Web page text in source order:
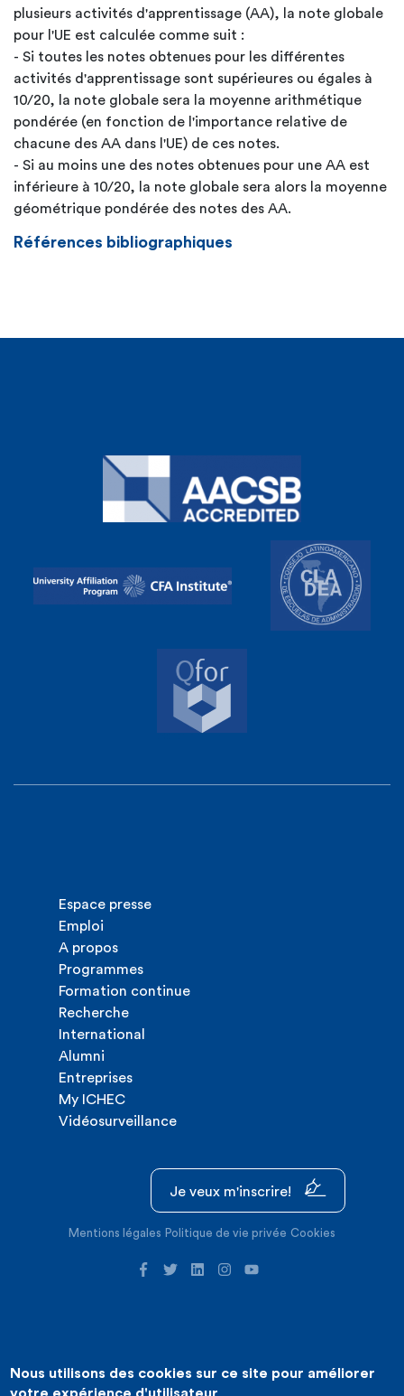
plusieurs activités d'apprentissage (AA), la note globale
pour l'UE est calculée comme suit :
- Si toutes les notes obtenues pour les différentes
activités d'apprentissage sont supérieures ou égales à
10/20, la note globale sera la moyenne arithmétique
pondérée (en fonction de l'importance relative de
chacune des AA dans l'UE) de ces notes.
- Si au moins une des notes obtenues pour une AA est
inférieure à 10/20, la note globale sera alors la moyenne
géométrique pondérée des notes des AA.
Références bibliographiques
Espace presse
Emploi
A propos
Programmes
Formation continue
Recherche
International
Alumni
Entreprises
My ICHEC
Vidéosurveillance
Je veux m'inscrire!
Mentions légales Politique de vie privée Cookies
©2026 ICHEC |Création de site internet : Expansion
Nous utilisons des cookies sur ce site pour améliorer